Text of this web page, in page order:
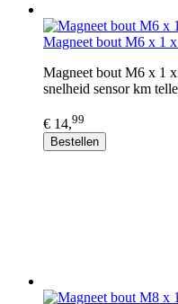
Magneet bout M6 x 1
Magneet bout M6 x 1
snelheid sensor km
€ 14,99
Bestellen